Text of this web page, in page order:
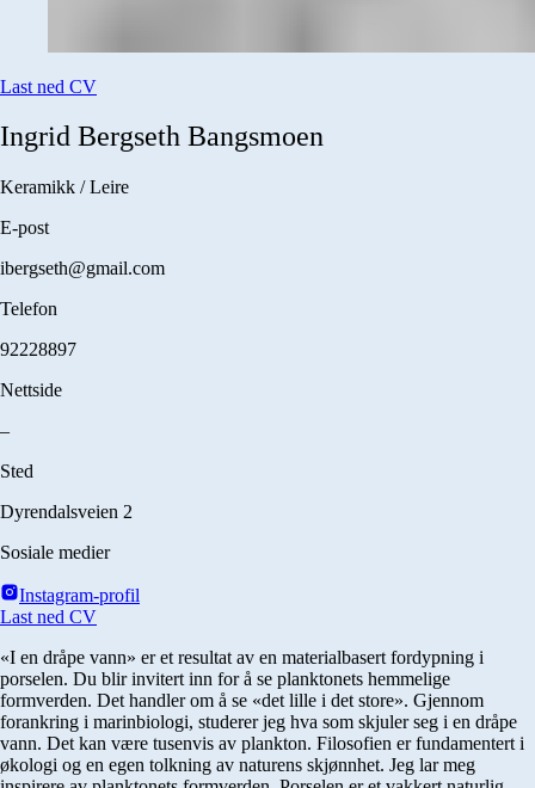
Last ned CV
Ingrid Bergseth Bangsmoen
Keramikk / Leire
E-post
ibergseth@gmail.com
Telefon
92228897
Nettside
–
Sted
Dyrendalsveien 2
Sosiale medier
Instagram-profil
Last ned CV
«I en dråpe vann» er et resultat av en materialbasert fordypning i
porselen. Du blir invitert inn for å se planktonets hemmelige
formverden. Det handler om å se «det lille i det store». Gjennom
forankring i marinbiologi, studerer jeg hva som skjuler seg i en dråpe
vann. Det kan være tusenvis av plankton. Filosofien er fundamentert i
økologi og en egen tolkning av naturens skjønnhet. Jeg lar meg